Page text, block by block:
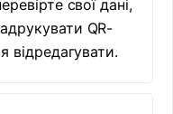
свої дані,
QR-
відредагувати.